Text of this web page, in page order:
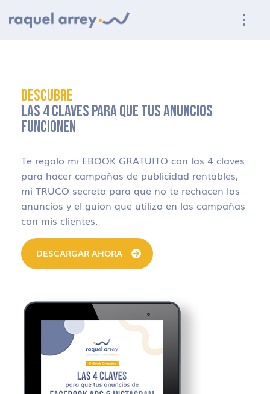
DESCUBRE
LAS 4 CLAVES PARA QUE TUS ANUNCIOS
FUNCIONEN
Te regalo mi EBOOK GRATUITO con las 4 claves
para hacer campañas de publicidad rentables,
mi TRUCO secreto para que no te rechacen los
anuncios y el guion que utilizo en las campañas
con mis clientes.
DESCARGAR AHORA